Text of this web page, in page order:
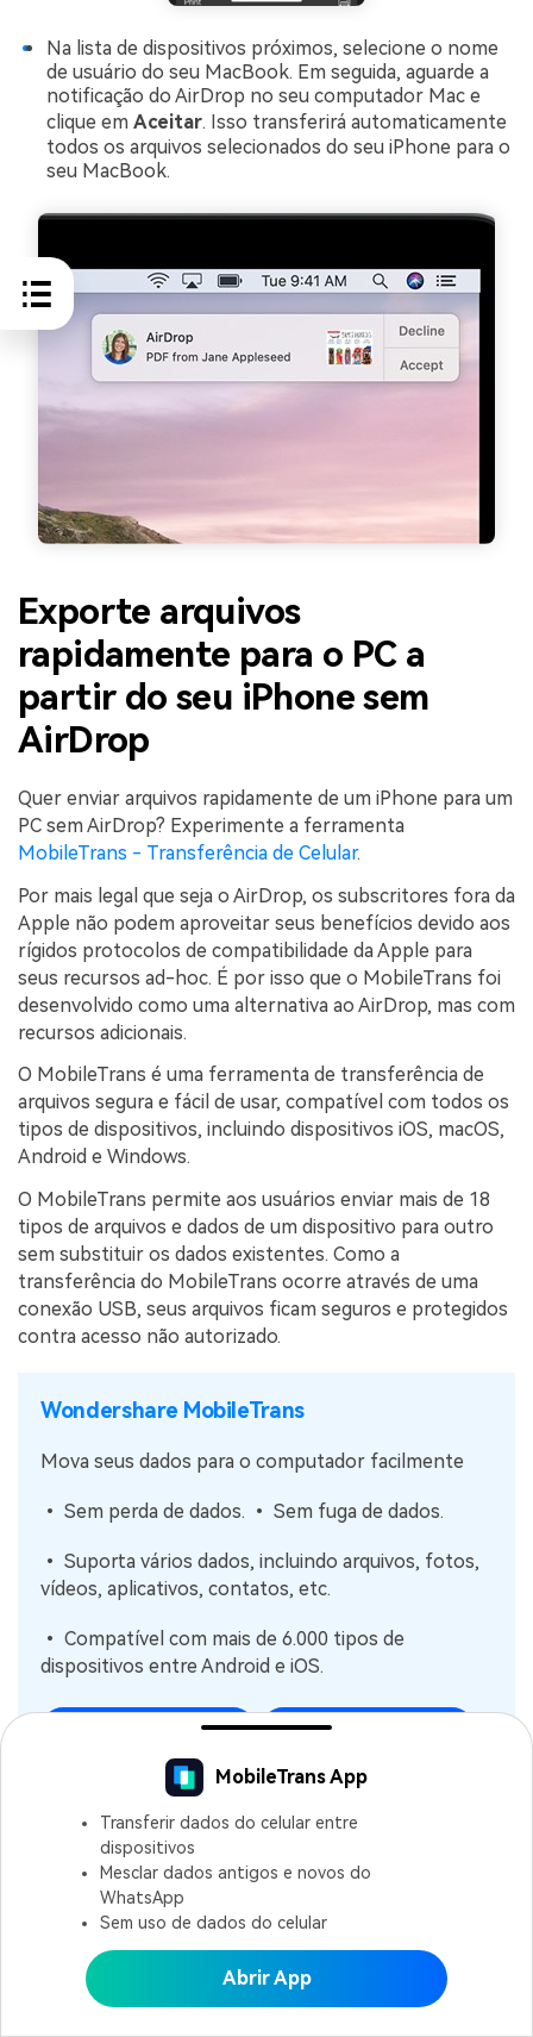
Abrir MobileTrans APP
MobileTrans App
Transferir dados do celular entre
dispositivos
Mesclar dados antigos e novos do
WhatsApp
Sem uso de dados do celular
Abrir App
Na lista de dispositivos próximos, selecione o nome
de usuário do seu MacBook. Em seguida, aguarde a
notificação do AirDrop no seu computador Mac e
clique em Aceitar. Isso transferirá automaticamente
todos os arquivos selecionados do seu iPhone para o
seu MacBook.
Exporte arquivos
rapidamente para o PC a
partir do seu iPhone sem
AirDrop
Quer enviar arquivos rapidamente de um iPhone para um
PC sem AirDrop? Experimente a ferramenta
MobileTrans - Transferência de Celular.
Por mais legal que seja o AirDrop, os subscritores fora da
Apple não podem aproveitar seus benefícios devido aos
rígidos protocolos de compatibilidade da Apple para
seus recursos ad-hoc. É por isso que o MobileTrans foi
desenvolvido como uma alternativa ao AirDrop, mas com
recursos adicionais.
O MobileTrans é uma ferramenta de transferência de
arquivos segura e fácil de usar, compatível com todos os
tipos de dispositivos, incluindo dispositivos iOS, macOS,
Android e Windows.
O MobileTrans permite aos usuários enviar mais de 18
tipos de arquivos e dados de um dispositivo para outro
sem substituir os dados existentes. Como a
transferência do MobileTrans ocorre através de uma
conexão USB, seus arquivos ficam seguros e protegidos
contra acesso não autorizado.
Wondershare MobileTrans
Mova seus dados para o computador facilmente
• Sem perda de dados. • Sem fuga de dados.
• Suporta vários dados, incluindo arquivos, fotos,
vídeos, aplicativos, contatos, etc.
• Compatível com mais de 6.000 tipos de
dispositivos entre Android e iOS.
TESTE GRÁTIS
TESTE GRÁTIS
pessoas já baixaram
4.5/5 Excelente
Depois de baixar e instalar o MobileTrans -
Transferência de Celular em seu PC, siga estes passos
para transferir pelo AirDrop para um PC a partir de um